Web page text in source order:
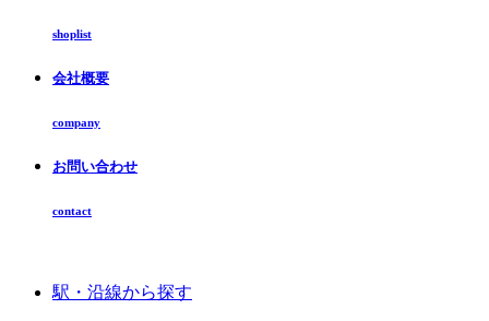
shoplist
会社概要
company
お問い合わせ
contact
駅・沿線から探す